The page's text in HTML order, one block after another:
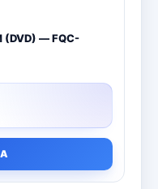
(DVD) — FQC-